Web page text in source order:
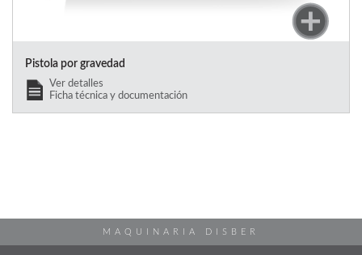
Pistola por gravedad
Ver detalles
Ficha técnica y documentación
MAQUINARIA DISBER